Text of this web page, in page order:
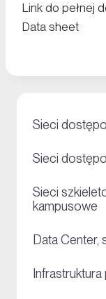
Link do pełnej
Data sheet
Sieci
Sieci
Sieci
kampusowe
Data Center,